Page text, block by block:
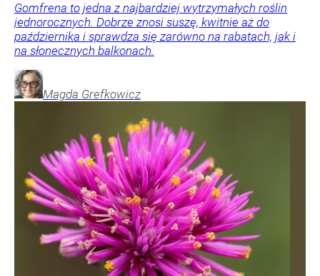
Gomfrena to jedna z najbardziej wytrzymałych roślin
jednorocznych. Dobrze znosi suszę, kwitnie aż do
października i sprawdza się zarówno na rabatach, jak i
na słonecznych balkonach.
Magda Grefkowicz